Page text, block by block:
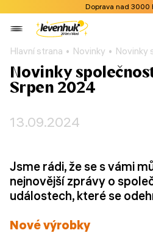
Doprava nad 3000
Hlavní strana Novinky Novinky
Novinky
Srpen 2024
13.09.2024
Jsme rádi, že se s vámi
nejnovější zprávy o
událostech, které se
Nové výrobky